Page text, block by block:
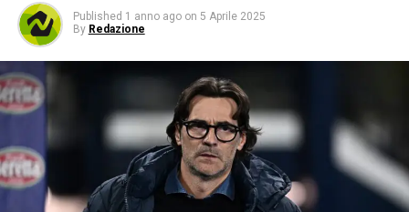
Published 1 anno ago on 5 Aprile 2025
By Redazione